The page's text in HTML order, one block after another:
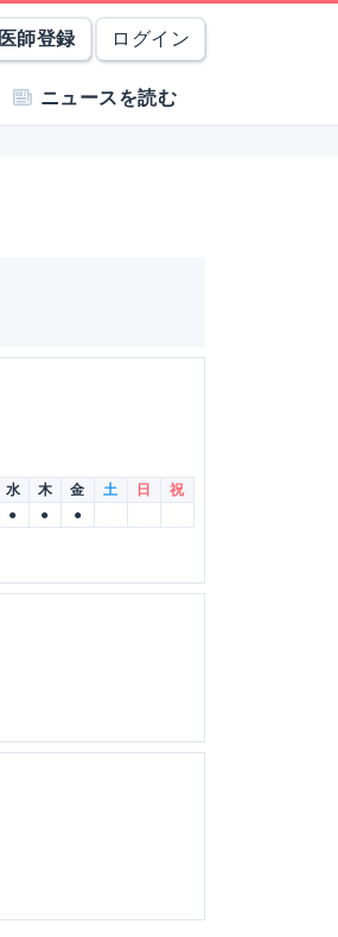
医師登録 ログイン
ニュースを読む
水 木 金 土 日
祝
● ● ●